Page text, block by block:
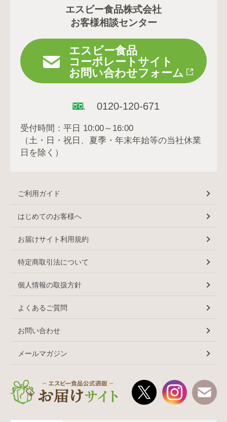
エスビー食品株式会社
お客様相談センター
エスビー食品
コーポレートサイト
お問い合わせフォーム
0120-120-671
受付時間：平日 10:00～16:00
（土・日・祝日、夏季・年末年始等の当社休業
日を除く）
ご利用ガイド
はじめてのお客様へ
お届けサイト利用規約
特定商取引法について
個人情報の取扱方針
よくあるご質問
お問い合わせ
メールマガジン